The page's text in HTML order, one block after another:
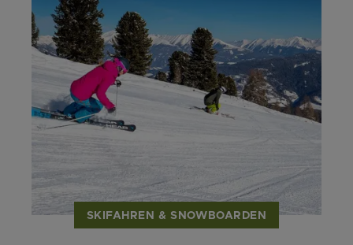
SKIFAHREN & SNOWBOARDEN